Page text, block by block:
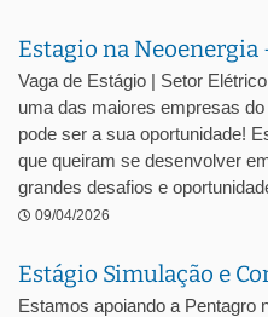
Estagio na Neoenergia
Vaga de Estágio | Setor
uma das maiores empresas
pode ser a sua oportunidade!
que queiram se desenvolver
grandes desafios e
09/04/2026
Estágio Simulação e
Estamos apoiando a Pentagro